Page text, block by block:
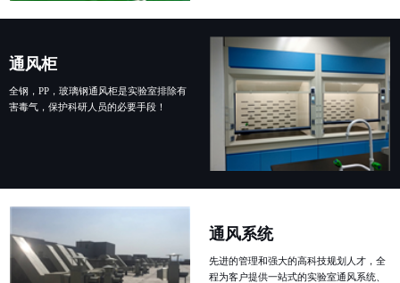
通风柜
全钢，PP，玻璃钢通风柜是实验室排除有
害毒气，保护科研人员的必要手段！
通风系统
先进的管理和强大的高科技规划人才，全
程为客户提供一站式的实验室通风系统、